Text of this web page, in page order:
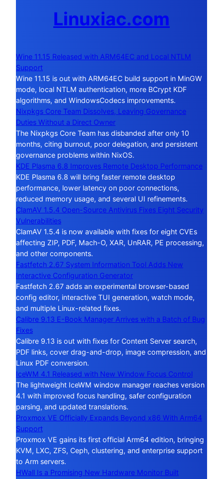
Linuxiac.com
Wine 11.15 Released with ARM64EC and Local NTLM
Support
Wine 11.15 is out with ARM64EC build support in MinGW
mode, local NTLM authentication, more BCrypt KDF
algorithms, and WindowsCodecs improvements.
Nixpkgs Core Team Dissolves, Leaving Governance
Duties Without a Direct Owner
The Nixpkgs Core Team has disbanded after only 10
months, citing burnout, poor delegation, and persistent
governance problems within NixOS.
KDE Plasma 6.8 Improves Remote Desktop Performance
KDE Plasma 6.8 will bring faster remote desktop
performance, lower latency on poor connections,
reduced memory usage, and several UI refinements.
ClamAV 1.5.4 Open-Source Antivirus Fixes Eight Security
Vulnerabilities
ClamAV 1.5.4 is now available with fixes for eight CVEs
affecting ZIP, PDF, Mach-O, XAR, UnRAR, PE processing,
and other components.
Fastfetch 2.67 System Information Tool Adds New
Interactive Configuration Generator
Fastfetch 2.67 adds an experimental browser-based
config editor, interactive TUI generation, watch mode,
and multiple Linux-related fixes.
Calibre 9.13 E-Book Manager Arrives with a Batch of Bug
Fixes
Calibre 9.13 is out with fixes for Content Server search,
PDF links, cover drag-and-drop, image compression, and
Linux PDF conversion.
IceWM 4.1 Released with New Window Focus Control
The lightweight IceWM window manager reaches version
4.1 with improved focus handling, safer configuration
parsing, and updated translations.
Proxmox VE Officially Expands Beyond x86 With Arm64
Support
Proxmox VE gains its first official Arm64 edition, bringing
KVM, LXC, ZFS, Ceph, clustering, and enterprise support
to Arm servers.
HWall Is a Promising New Hardware Monitor Built